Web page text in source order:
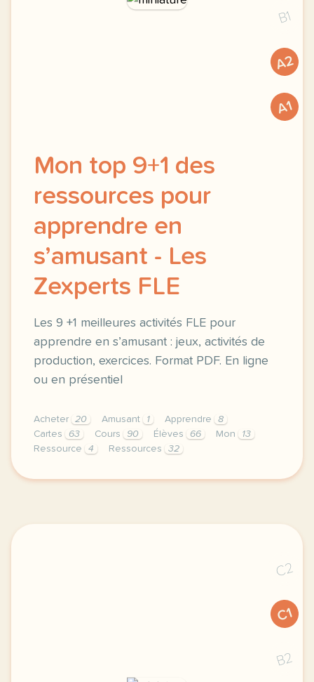
B1
A2
A1
Mon top 9+1 des
ressources pour
apprendre en
s’amusant - Les
Zexperts FLE
Les 9 +1 meilleures activités FLE pour
apprendre en s’amusant : jeux, activités de
production, exercices. Format PDF. En ligne
ou en présentiel
Acheter 20 Amusant 1 Apprendre
8
Cartes
63 Cours 90 Élèves 66 Mon
13
Ressource
4 Ressources 32
mon top 9 1 des ressources pour apprendre en
C2
C1
B2